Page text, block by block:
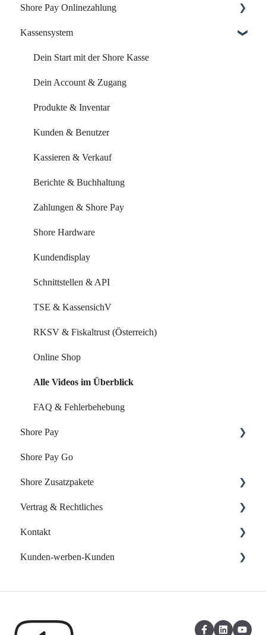
Dein Start mit Shore
Dein Account & Zugang
Kalender & Termine
Buchungsseite
Buchungseinstellungen
Buchung über externe Plattformen
Systemeinstellungen
Leistungen & Kurse
Mitarbeiter & Ressourcen
Kundenverwaltung
Kundenkommunikation
Auswertungen
Marketing Funktionen
Alle Videos im Überblick
FAQ & Fehlerbehebung
Shore Pay Onlinezahlung
Einrichtung & Aktivierung
Zahlungsoptionen & Funktionen
Kassensystem
Dein Start mit der Shore Kasse
Dein Account & Zugang
Produkte & Inventar
Kunden & Benutzer
Kassieren & Verkauf
Berichte & Buchhaltung
Zahlungen & Shore Pay
Shore Hardware
Kundendisplay
Schnittstellen & API
TSE & KassensichV
RKSV & Fiskaltrust (Österreich)
Online Shop
Alle Videos im Überblick
FAQ & Fehlerbehebung
Shore Pay
Erste Schritte
FAQs - Fragen & Antworten zu Shore Pay
Shore Pay Go
Shore Zusatzpakete
Onlineshop
Website-Baukasten
Online-Verzeichnisse
Vertrag & Rechtliches
Vertrag & Rechnungen
Datenschutz
Kontakt
Support kontaktieren
Kunden-werben-Kunden